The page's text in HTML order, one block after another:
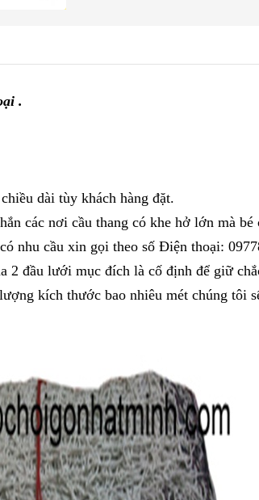
.
dài tùy khách hàng đặt.
các nơi cầu thang có khe hở lớn mà
nhu cầu xin gọi theo số Điện thoại:
2 đầu lưới mục đích là cố định để giữ
kích thước bao nhiêu mét chúng tôi